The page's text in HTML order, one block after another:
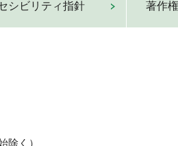
シビリティ指針 著作
除く）